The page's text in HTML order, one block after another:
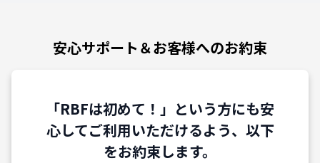
安心サポート＆お客様へのお約束
「RBFは初めて！」という方にも安
心してご利用いただけるよう、以下
をお約束します。